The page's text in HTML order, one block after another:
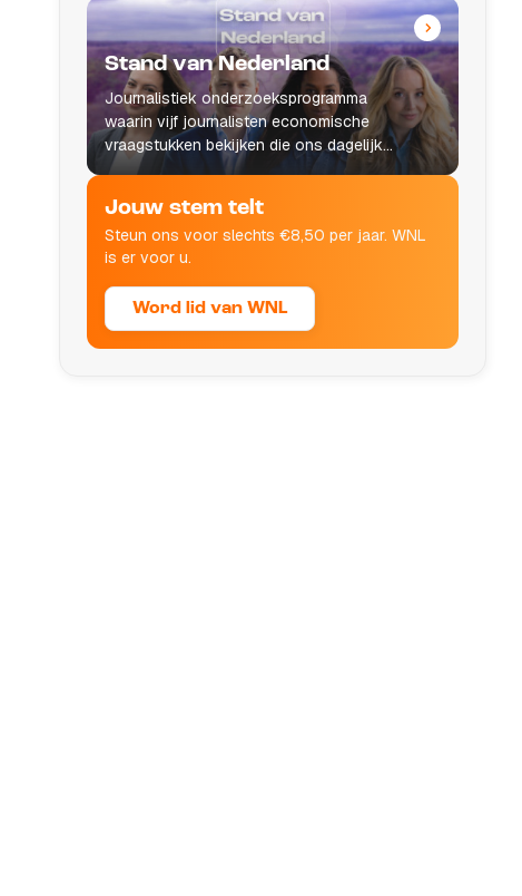
Stand van Nederland
Journalistiek onderzoeksprogramma
waarin vijf journalisten economische
vraagstukken bekijken die ons dagelijks
leven raken.
Jouw stem telt
Steun ons voor slechts €8,50 per jaar. WNL
is er voor u.
Word lid van WNL